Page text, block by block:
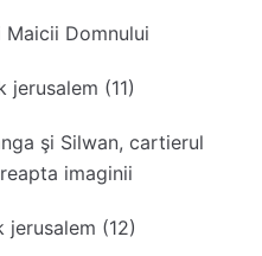
Domnului
şi Silwan, cartierul
imaginii